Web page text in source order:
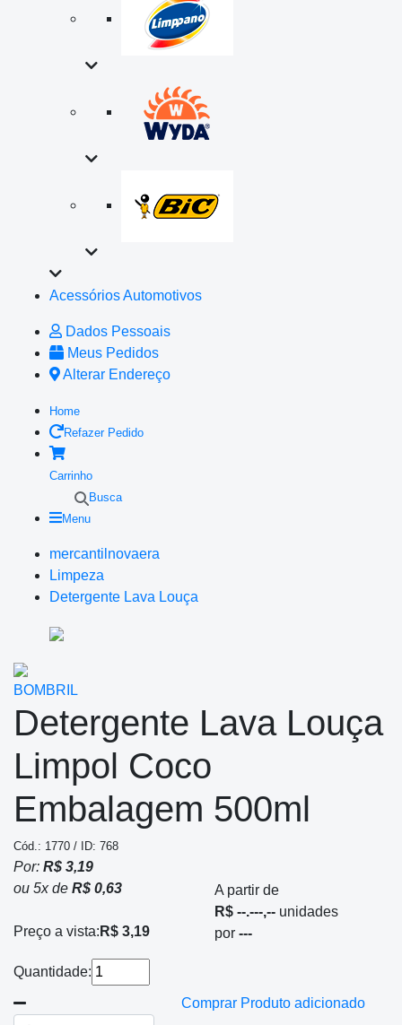
Acessórios Automotivos
Dados Pessoais
Meus Pedidos
Alterar Endereço
Home
Refazer Pedido
Carrinho
Busca
Menu
mercantilnovaera
Limpeza
Detergente Lava Louça
BOMBRIL
Detergente Lava Louça
Limpol Coco
Embalagem 500ml
Cód.: 1770 / ID: 768
Por: R$ 3,19
ou 5xde R$ 0,63
Preço a vista: R$ 3,19
A partir de
R$ --.---,-- unidades
por ---
Quantidade:
Comprar Produto adicionado